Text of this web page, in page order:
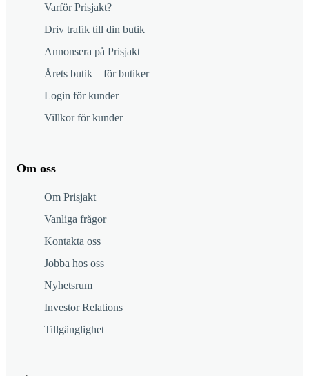
Varför Prisjakt?
Driv trafik till din butik
Annonsera på Prisjakt
Årets butik – för butiker
Login för kunder
Villkor för kunder
Om oss
Om Prisjakt
Vanliga frågor
Kontakta oss
Jobba hos oss
Nyhetsrum
Investor Relations
Tillgänglighet